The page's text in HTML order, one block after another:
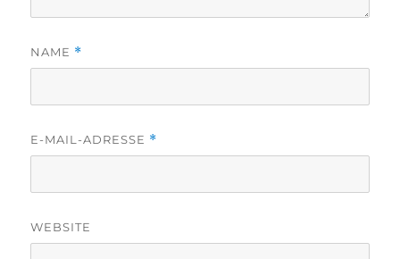
NAME *
E-MAIL-ADRESSE *
WEBSITE